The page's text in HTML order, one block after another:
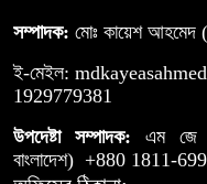
সম্পাদক: মোঃ কায়েশ আহমেদ (
ই-মেইল:
1929779381
উপদেষ্টা সম্পাদক: এম জে
বাংলাদেশ) +880 1811-